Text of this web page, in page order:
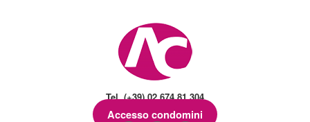
Tel. (+39) 02.674.81.304
Accesso condomini